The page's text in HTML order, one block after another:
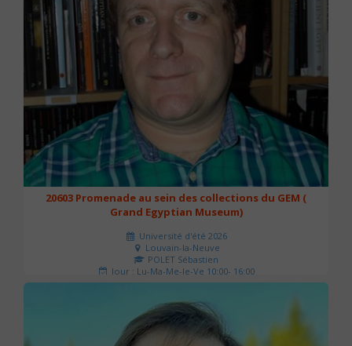
20603 Promenade au sein des collections du GEM (
Grand Egyptian Museum)
Université d'été 2026
Louvain-la-Neuve
POLET Sébastien
Jour : Lu-Ma-Me-Je-Ve 10:00- 16:00
Nombre de séances : 2